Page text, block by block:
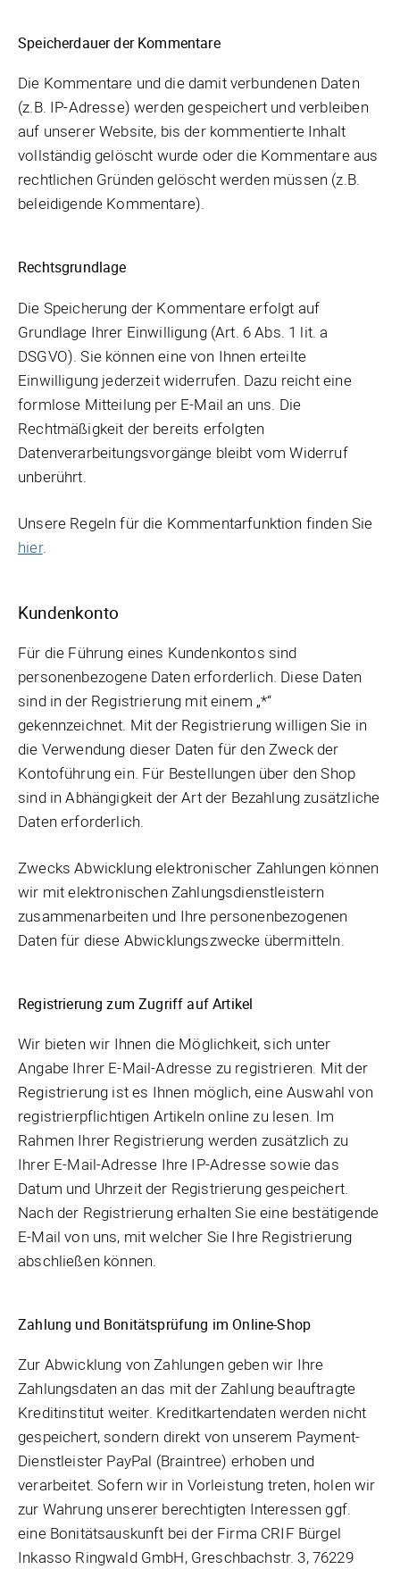
Speicherdauer der Kommentare
Die Kommentare und die damit verbundenen Daten
(z.B. IP-Adresse) werden gespeichert und verbleiben
auf unserer Website, bis der kommentierte Inhalt
vollständig gelöscht wurde oder die Kommentare aus
rechtlichen Gründen gelöscht werden müssen (z.B.
beleidigende Kommentare).
Rechtsgrundlage
Die Speicherung der Kommentare erfolgt auf
Grundlage Ihrer Einwilligung (Art. 6 Abs. 1 lit. a
DSGVO). Sie können eine von Ihnen erteilte
Einwilligung jederzeit widerrufen. Dazu reicht eine
formlose Mitteilung per E-Mail an uns. Die
Rechtmäßigkeit der bereits erfolgten
Datenverarbeitungsvorgänge bleibt vom Widerruf
unberührt.
Unsere Regeln für die Kommentarfunktion finden Sie
hier.
Kundenkonto
Für die Führung eines Kundenkontos sind
personenbezogene Daten erforderlich. Diese Daten
sind in der Registrierung mit einem „*“
gekennzeichnet. Mit der Registrierung willigen Sie in
die Verwendung dieser Daten für den Zweck der
Kontoführung ein. Für Bestellungen über den Shop
sind in Abhängigkeit der Art der Bezahlung zusätzliche
Daten erforderlich.
Zwecks Abwicklung elektronischer Zahlungen können
wir mit elektronischen Zahlungsdienstleistern
zusammenarbeiten und Ihre personenbezogenen
Daten für diese Abwicklungszwecke übermitteln.
Registrierung zum Zugriff auf Artikel
Wir bieten wir Ihnen die Möglichkeit, sich unter
Angabe Ihrer E-Mail-Adresse zu registrieren. Mit der
Registrierung ist es Ihnen möglich, eine Auswahl von
registrierpflichtigen Artikeln online zu lesen. Im
Rahmen Ihrer Registrierung werden zusätzlich zu
Ihrer E-Mail-Adresse Ihre IP-Adresse sowie das
Datum und Uhrzeit der Registrierung gespeichert.
Nach der Registrierung erhalten Sie eine bestätigende
E-Mail von uns, mit welcher Sie Ihre Registrierung
abschließen können.
Zahlung und Bonitätsprüfung im Online-Shop
Zur Abwicklung von Zahlungen geben wir Ihre
Zahlungsdaten an das mit der Zahlung beauftragte
Kreditinstitut weiter. Kreditkartendaten werden nicht
gespeichert, sondern direkt von unserem Payment-
Dienstleister PayPal (Braintree) erhoben und
verarbeitet. Sofern wir in Vorleistung treten, holen wir
zur Wahrung unserer berechtigten Interessen ggf.
eine Bonitätsauskunft bei der Firma CRIF Bürgel
Inkasso Ringwald GmbH, Greschbachstr. 3, 76229